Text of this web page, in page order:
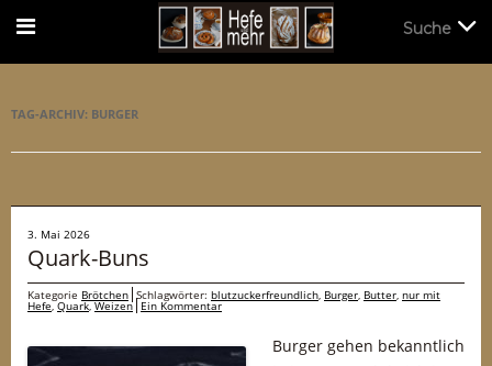
TAG-ARCHIV: BURGER
3. Mai 2026
Quark-Buns
Kategorie Brötchen Schlagwörter: blutzuckerfreundlich, Burger, Butter, nur mit
Hefe,Quark,Weizen Ein Kommentar
Burger gehen bekanntlich
Suche
Suche